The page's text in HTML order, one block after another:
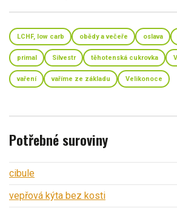
LCHF, low carb obědy a večeře oslava
primal Silvestr těhotenská cukrovka
vaření vaříme ze základu Velikonoce
Potřebné suroviny
cibule
vepřová kýta bez kosti